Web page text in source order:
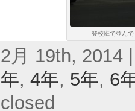
登校班で並ん
2月 19th, 2014
年, 4年, 5年, 6
closed